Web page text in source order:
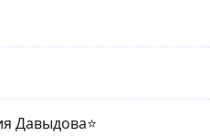
Давыдова⭐️